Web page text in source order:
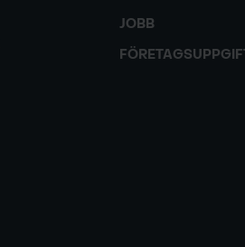
JOBB